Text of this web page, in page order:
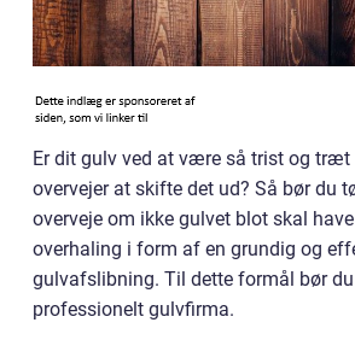
Er dit gulv ved at være så trist og træt
overvejer at skifte det ud? Så bør du
overveje om ikke gulvet blot skal
overhaling i form af en grundig og
gulvafslibning. Til dette formål bør
professionelt gulvfirma.